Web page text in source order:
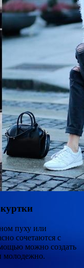
пуху или
сочетаются с
можно создать
молодежно.